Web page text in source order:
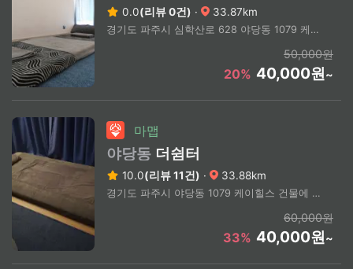
0.0(리뷰 0건) · 33.87km
경기도 파주시 심학산로 628 야당동 1079 케이힐스 8층 823호
50,000원
20% 40,000원~
마맵
야당동 더쉼터
10.0(리뷰 11건) · 33.88km
경기도 파주시 야당동 1079 케이힐스 건물에 위치한 힐링공간
60,000원
33% 40,000원~